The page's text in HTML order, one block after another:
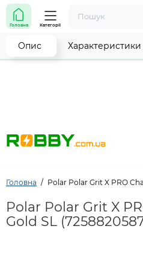
Увага! Роботу магазину
робимо все можливе,
замовлень
Головна Категорії
Головна Polar Polar Grit X PRO
Polar Polar Grit X
Gold SL
Опис Характеристики